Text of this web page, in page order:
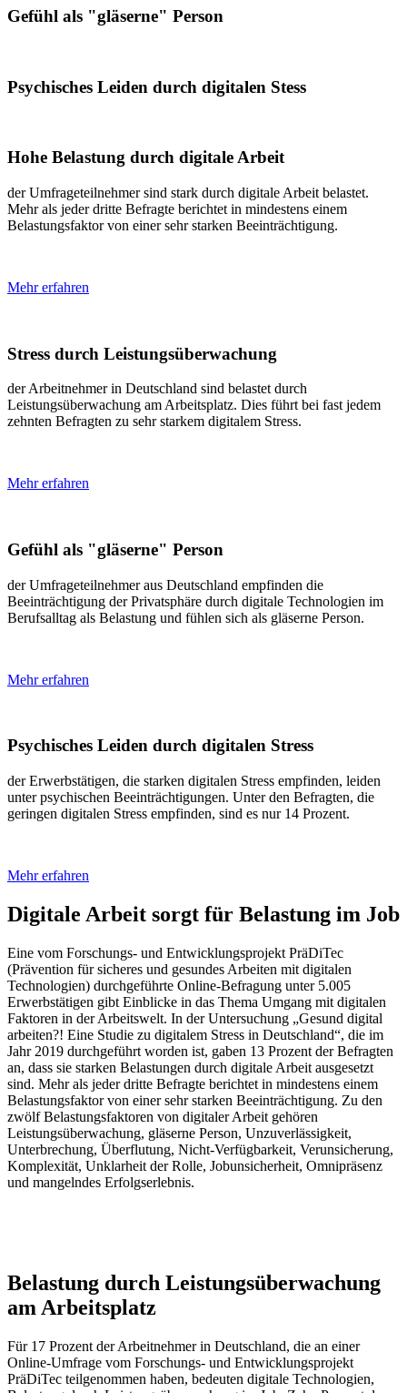
Gefühl als "gläserne" Person
Psychisches Leiden durch digitalen Stess
Hohe Belastung durch digitale Arbeit
der Umfrageteilnehmer sind stark durch digitale Arbeit belastet.
Mehr als jeder dritte Befragte berichtet in mindestens einem
Belastungsfaktor von einer sehr starken Beeinträchtigung.
Mehr erfahren
Stress durch Leistungsüberwachung
der Arbeitnehmer in Deutschland sind belastet durch
Leistungsüberwachung am Arbeitsplatz. Dies führt bei fast jedem
zehnten Befragten zu sehr starkem digitalem Stress.
Mehr erfahren
Gefühl als "gläserne" Person
der Umfrageteilnehmer aus Deutschland empfinden die
Beeinträchtigung der Privatsphäre durch digitale Technologien im
Berufsalltag als Belastung und fühlen sich als gläserne Person.
Mehr erfahren
Psychisches Leiden durch digitalen Stress
der Erwerbstätigen, die starken digitalen Stress empfinden, leiden
unter psychischen Beeinträchtigungen. Unter den Befragten, die
geringen digitalen Stress empfinden, sind es nur 14 Prozent.
Mehr erfahren
Digitale Arbeit sorgt für Belastung im Job
Eine vom Forschungs- und Entwicklungsprojekt PräDiTec
(Prävention für sicheres und gesundes Arbeiten mit digitalen
Technologien) durchgeführte Online-Befragung unter 5.005
Erwerbstätigen gibt Einblicke in das Thema Umgang mit digitalen
Faktoren in der Arbeitswelt. In der Untersuchung „Gesund digital
arbeiten?! Eine Studie zu digitalem Stress in Deutschland“, die im
Jahr 2019 durchgeführt worden ist, gaben 13 Prozent der Befragten
an, dass sie starken Belastungen durch digitale Arbeit ausgesetzt
sind. Mehr als jeder dritte Befragte berichtet in mindestens einem
Belastungsfaktor von einer sehr starken Beeinträchtigung. Zu den
zwölf Belastungsfaktoren von digitaler Arbeit gehören
Leistungsüberwachung, gläserne Person, Unzuverlässigkeit,
Unterbrechung, Überflutung, Nicht-Verfügbarkeit, Verunsicherung,
Komplexität, Unklarheit der Rolle, Jobunsicherheit, Omnipräsenz
und mangelndes Erfolgserlebnis.
Belastung durch Leistungsüberwachung
am Arbeitsplatz
Für 17 Prozent der Arbeitnehmer in Deutschland, die an einer
Online-Umfrage vom Forschungs- und Entwicklungsprojekt
PräDiTec teilgenommen haben, bedeuten digitale Technologien,